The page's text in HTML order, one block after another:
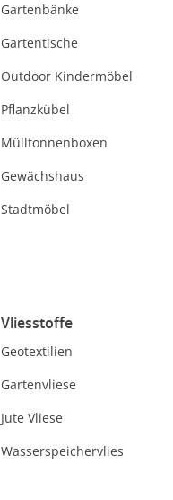
Gartenbänke
Gartentische
Outdoor Kindermöbel
Pflanzkübel
Mülltonnenboxen
Gewächshaus
Stadtmöbel
Vliesstoffe
Geotextilien
Gartenvliese
Jute Vliese
Wasserspeichervlies